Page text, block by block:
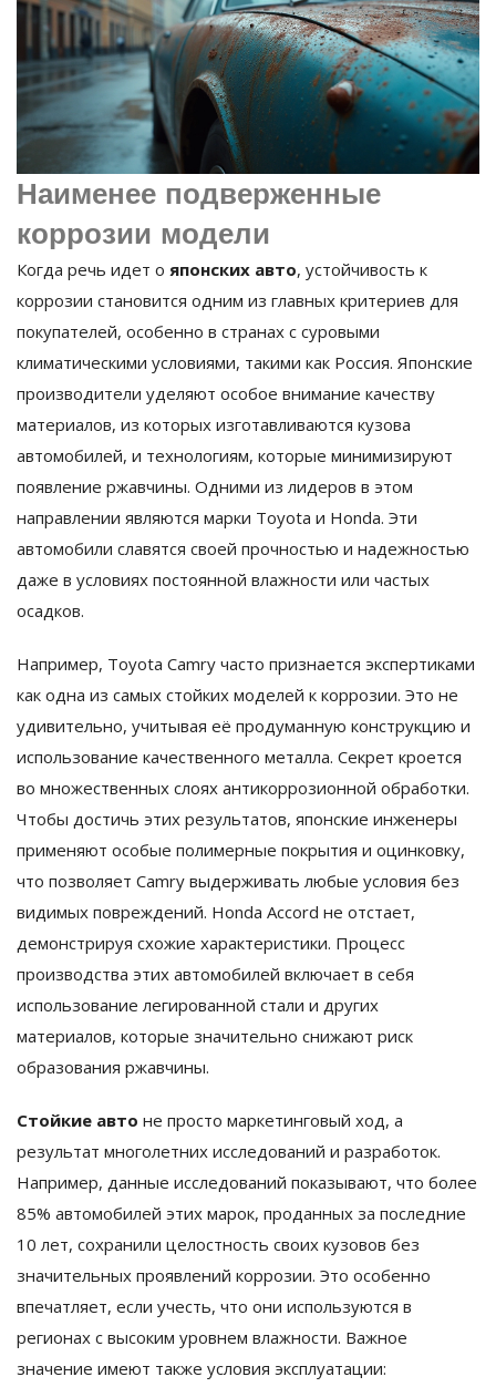
Наименее подверженные
коррозии модели
Когда речь идет о японских авто, устойчивость к
коррозии становится одним из главных критериев для
покупателей, особенно в странах с суровыми
климатическими условиями, такими как Россия. Японские
производители уделяют особое внимание качеству
материалов, из которых изготавливаются кузова
автомобилей, и технологиям, которые минимизируют
появление ржавчины. Одними из лидеров в этом
направлении являются марки Toyota и Honda. Эти
автомобили славятся своей прочностью и надежностью
даже в условиях постоянной влажности или частых
осадков.
Например, Toyota Camry часто признается экспертиками
как одна из самых стойких моделей к коррозии. Это не
удивительно, учитывая её продуманную конструкцию и
использование качественного металла. Секрет кроется
во множественных слоях антикоррозионной обработки.
Чтобы достичь этих результатов, японские инженеры
применяют особые полимерные покрытия и оцинковку,
что позволяет Camry выдерживать любые условия без
видимых повреждений. Honda Accord не отстает,
демонстрируя схожие характеристики. Процесс
производства этих автомобилей включает в себя
использование легированной стали и других
материалов, которые значительно снижают риск
образования ржавчины.
Стойкие авто не просто маркетинговый ход, а
результат многолетних исследований и разработок.
Например, данные исследований показывают, что более
85% автомобилей этих марок, проданных за последние
10 лет, сохранили целостность своих кузовов без
значительных проявлений коррозии. Это особенно
впечатляет, если учесть, что они используются в
регионах с высоким уровнем влажности. Важное
значение имеют также условия эксплуатации: